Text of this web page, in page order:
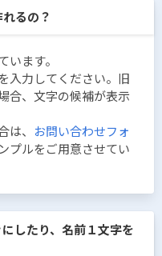
るの？
ます。
入力してください。旧
合、文字の候補が表示
、 お問い合わせフォ
プルをご用意させてい
したり、名前１文字を